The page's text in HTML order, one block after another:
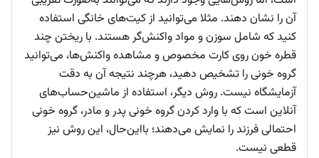
آن را نشان دهند. مثلا می‌توانید از کیت‌های خانگی استفاده
کنید که شامل سوزن و مواد واکنش‌گر هستند. با ریختن چند
قطره خون روی کارت مخصوص و مشاهده واکنش‌ها، می‌توانید
گروه خونی را تشخیص دهید، هرچند نتیجه آن به دقت
آزمایشگاه نیست. روش دیگر، استفاده از ماشین‌حساب‌های
آنلاین است که با وارد کردن گروه خونی پدر و مادر، گروه خونی
احتمالی فرزند را نمایش می‌دهند؛ بااین‌حال، این روش نیز
قطعی نیست.